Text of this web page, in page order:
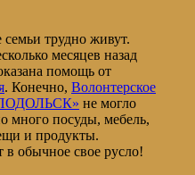
трудно живут.
месяцев назад
помощь от
. Конечно, Волонтерское
не могло
много посуды, мебель,
и продукты.
обычное свое русло!